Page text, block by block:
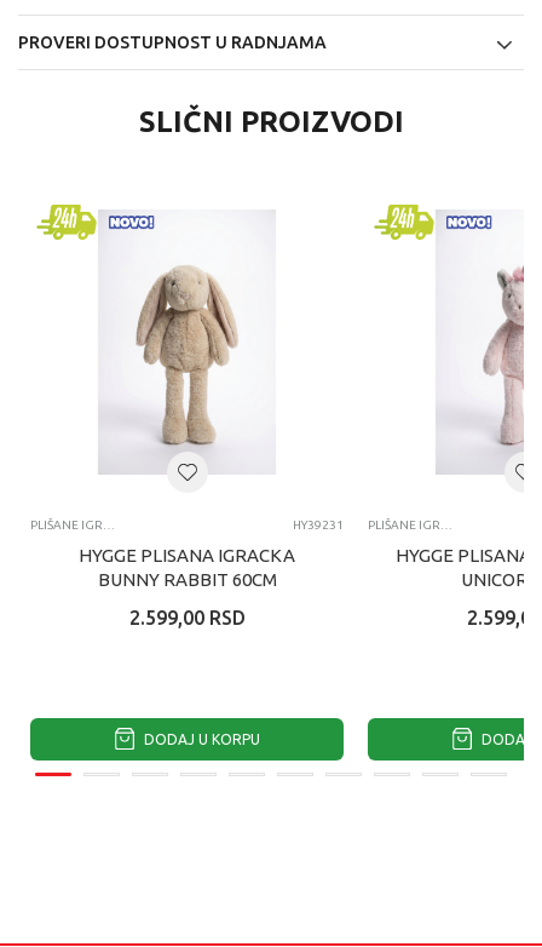
PROVERI DOSTUPNOST U RADNJAMA
SLIČNI PROIZVODI
PLIŠANE IGRAČKE HY39231
HYGGE PLISANA IGRACKA
BUNNY RABBIT 60CM
2.599,00 RSD
DODAJ U KORPU
PLIŠANE IGRAČKE
HYGGE PLISANA
2.599,00
DODAJ